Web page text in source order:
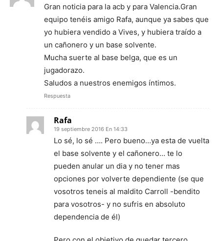
Gran noticia para la acb y para Valencia.Gran
equipo tenéis amigo Rafa, aunque ya sabes que
yo hubiera vendido a Vives, y hubiera traído a
un cañonero y un base solvente.
Mucha suerte al base belga, que es un
jugadorazo.
Saludos a nuestros enemigos íntimos.
Respuesta
Rafa
19 septiembre 2016 En 14:33
Lo sé, lo sé …. Pero bueno…ya esta de vuelta
el base solvente y el cañonero… te lo
pueden anular un dia y no tener mas
opciones por volverte dependiente (se que
vosotros teneis al maldito Carroll -bendito
para vosotros- y no sufris en absoluto
dependencia de él)